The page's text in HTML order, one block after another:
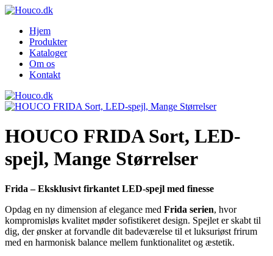
Hjem
Produkter
Kataloger
Om os
Kontakt
HOUCO FRIDA Sort, LED-
spejl, Mange Størrelser
Frida – Eksklusivt firkantet LED-spejl med finesse
Opdag en ny dimension af elegance med Frida serien, hvor
kompromisløs kvalitet møder sofistikeret design. Spejlet er skabt til
dig, der ønsker at forvandle dit badeværelse til et luksuriøst frirum
med en harmonisk balance mellem funktionalitet og æstetik.